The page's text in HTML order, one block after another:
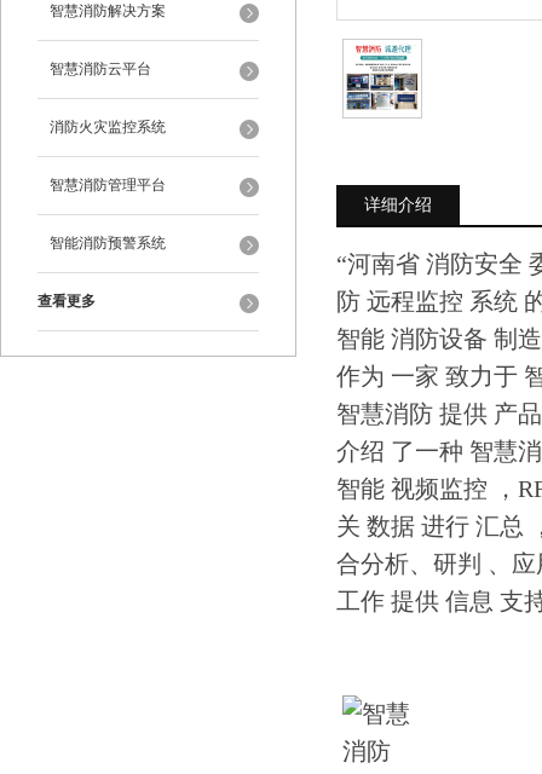
智慧消防解决方案
智慧消防云平台
消防火灾监控系统
智慧消防管理平台
智能消防预警系统
查看更多
详细介绍
“河南省 消防安全
防 远程监控 系统
智能 消防设备 制
作为 一家 致力于
智慧消防 提供 产
介绍 了一种 智慧
智能 视频监控 ，
关 数据 进行 汇总
合分析、研判 、
工作 提供 信息 支